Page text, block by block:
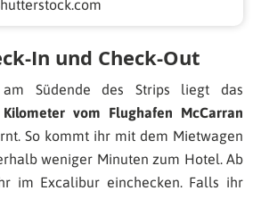
In und Check-Out
Südende des Strips liegt das
vom Flughafen McCarran
So kommt ihr mit dem Mietwagen
weniger Minuten zum Hotel. Ab
im Excalibur einchecken. Falls ihr